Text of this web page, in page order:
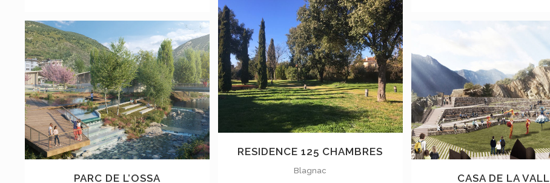
VOIR
RESIDENCE 125 CHAMBRES
Blagnac
VOIR
PARC DE L’OSSA
VOIR
CASA DE LA VALL